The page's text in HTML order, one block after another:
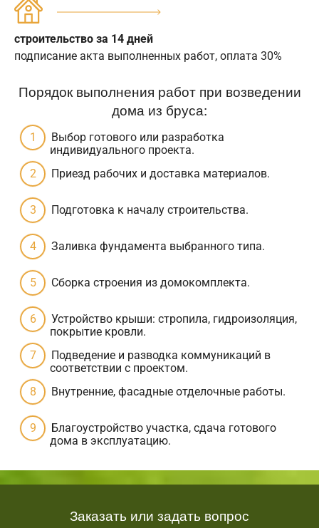
строительство за 14 дней
подписание акта выполненных работ, оплата 30%
Порядок выполнения работ при возведении
дома из бруса:
Выбор готового или разработка
индивидуального проекта.
Приезд рабочих и доставка материалов.
Подготовка к началу строительства.
Заливка фундамента выбранного типа.
Сборка строения из домокомплекта.
Устройство крыши: стропила, гидроизоляция,
покрытие кровли.
Подведение и разводка коммуникаций в
соответствии с проектом.
Внутренние, фасадные отделочные работы.
Благоустройство участка, сдача готового
дома в эксплуатацию.
Заказать или задать вопрос